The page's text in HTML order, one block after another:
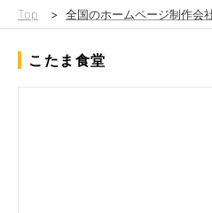
Top > 全国のホームページ制作会
こたま食堂